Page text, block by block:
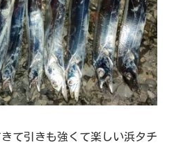
て引きも強くて楽しい浜タチ